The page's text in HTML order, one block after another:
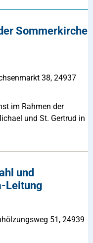
Sommerkirche
38, 24937
im Rahmen der
und St. Gertrud in
und
Leitung
51, 24939